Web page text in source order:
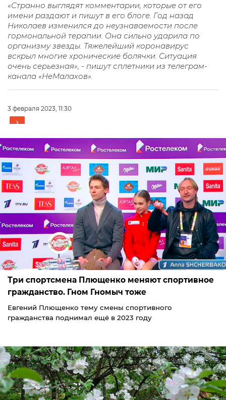
«Странно выглядят комментарии, которые от его
имени раздают и пишут в его блоге. Год назад
Николаев изменился до неузнаваемости после
гормональной терапии. Она сильно ударила по
организму звезды. Тяжелейший коронавирус
вскрыл многие хронические болячки. Ситуация
очень серьезная», - пишут сплетники из телеграм-
канала «НеМалахов».
3 февраля 2023, 11:30
Три спортсмена Плющенко меняют спортивное
гражданство. Гном Гномыч тоже
Евгений Плющенко тему смены спортивного
гражданства поднимал ещё в 2023 году